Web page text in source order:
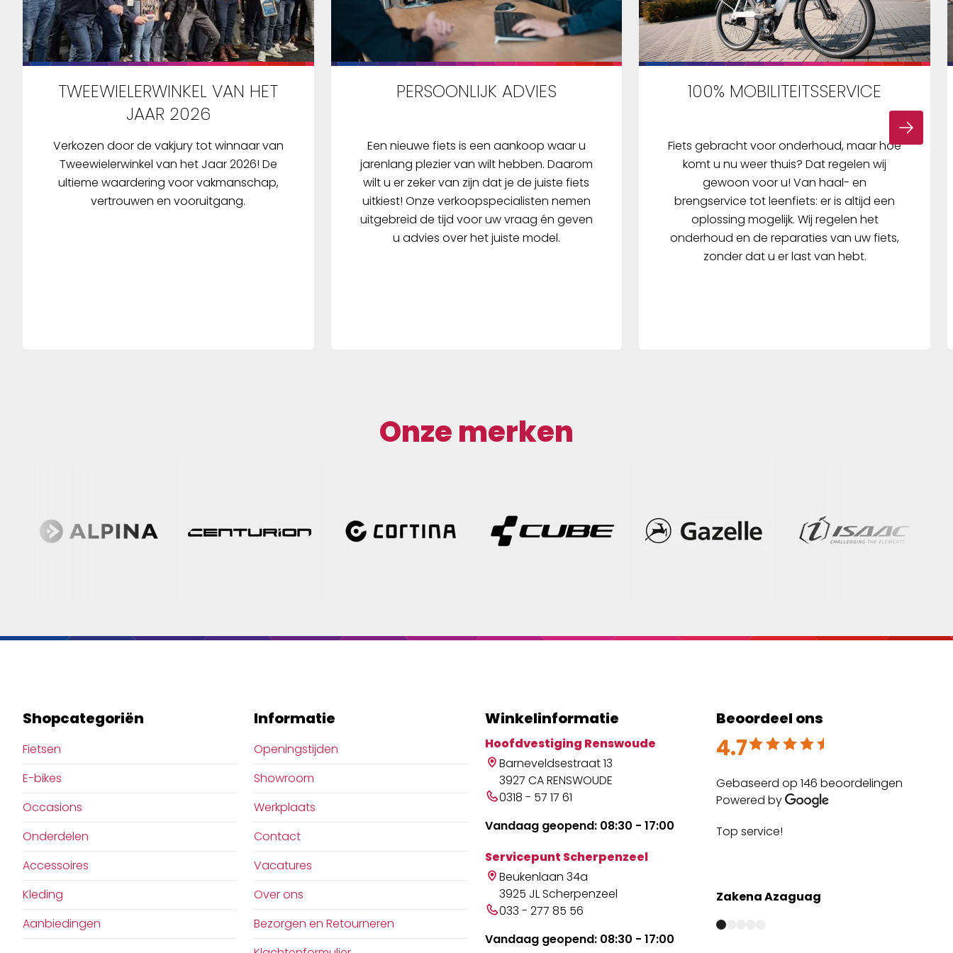
drafting.- Verbeterde
gebruikservaring: Een
touchscreen en knoppen,
gecombineerd met een
maken het eenvoudiger dan ooit
stuurhouder.- Geavanceerde
navigatie: Betere kaartfuncties
audiobegeleiding zorgen voor
zorgeloze routes.-
Intu&iuml;tieve setup en
synchronisatie via de Wahoo-
complexe apparatuur. De
luchtweerstand meet.Real-time
helpen fietsers om hun positie te
synchronisatie met de Wahoo-
Dynamics&trade; (WWD)
zodat gebruikers hun ritten
kunnen analyseren en
verbeteren.Met de ELEMNT ACE
maakt Wahoo aerodynamische
data toegankelijk en betaalbaar
voor iedereen, en zet het een
nieuwe standaard in de markt.
TWEEWIELERWINKEL VAN HET
JAAR 2026
Verkozen door de vakjury tot winnaar van
Tweewielerwinkel van het Jaar 2026! De
ultieme waardering voor vakmanschap,
vertrouwen en vooruitgang.
PERSOONLIJK ADVIES
Een nieuwe fiets is een aankoop waar u
jarenlang plezier van wilt hebben. Daarom
wilt u er zeker van zijn dat je de juiste fiets
uitkiest! Onze verkoopspecialisten nemen
uitgebreid de tijd voor uw vraag én geven
u advies over het juiste model.
100% MOBILITEITSSERVICE
Fiets gebracht voor onderhoud, maar hoe
komt u nu weer thuis? Dat regelen wij
gewoon voor u! Van haal- en
brengservice tot leenfiets: er is altijd een
oplossing mogelijk. Wij regelen het
onderhoud en de reparaties van uw fiets,
zonder dat u er last van hebt.
Onze merken
Shopcategoriën
Fietsen
E-bikes
Occasions
Onderdelen
Accessoires
Kleding
Aanbiedingen
Informatie
Openingstijden
Showroom
Werkplaats
Contact
Vacatures
Over ons
Bezorgen en Retourneren
Winkelinformatie
Hoofdvestiging Renswoude
Barneveldsestraat 13
3927 CA RENSWOUDE
0318 - 57 17 61
Vandaag geopend: 08:30 - 17:00
Servicepunt Scherpenzeel
Beukenlaan 34a
3925 JL Scherpenzeel
033 - 277 85 56
Vandaag geopend: 08:30 - 17:00
Beoordeel ons
4.7
Beoordeeld met 4.7 uit 5
Gebaseerd op 146 beoordelingen
Powered by
Top service!
Zakena Azaguag